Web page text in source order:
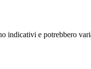
indicativi e potrebbero